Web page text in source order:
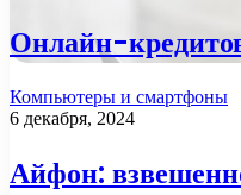
Онлайн-
Компьютеры и смартфоны
6 декабря, 2024
Айфон: